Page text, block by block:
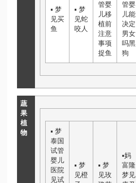
▪ 梦
见买
鱼
▪ 梦
见蛇
咬人
管婴
儿移
植前
注意
事项
捉鱼
管婴
儿能
决定
男女
吗黑
狗
蔬
果
植
物
▪ 梦
泰国
试管
婴儿
医院
见试
▪ 梦
见橙
▪ 梦
见玫
▪妈
富隆
梦见